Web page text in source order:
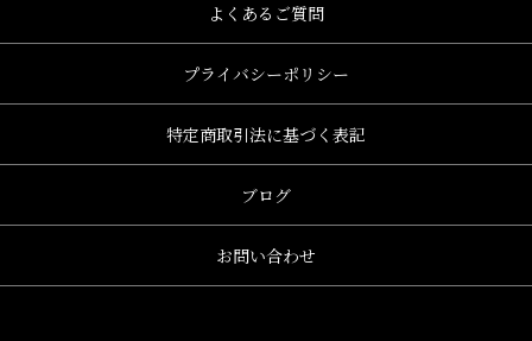
よくあるご質問
プライバシーポリシー
特定商取引法に基づく表記
ブログ
お問い合わせ